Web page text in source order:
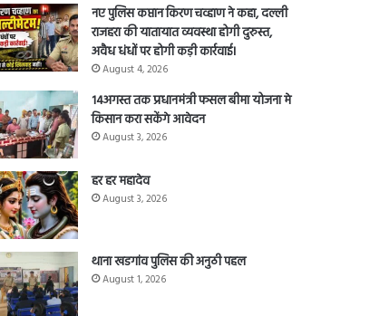
नए पुलिस कप्तान किरण चव्हाण ने कहा, दल्ली
राजहरा की यातायात व्यवस्था होगी दुरुस्त,
अवैध धंधों पर होगी कड़ी कार्रवाई।
August 4, 2026
14अगस्त तक प्रधानमंत्री फसल बीमा योजना मे
किसान करा सकेंगे आवेदन
August 3, 2026
हर हर महादेव
August 3, 2026
थाना खडगांव पुलिस की अनुठी पहल
August 1, 2026